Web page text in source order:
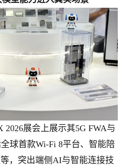
2026展会上展示其5G FWA与
球首款Wi-Fi 8平台、智能陪
，突出端侧AI与智能连接技